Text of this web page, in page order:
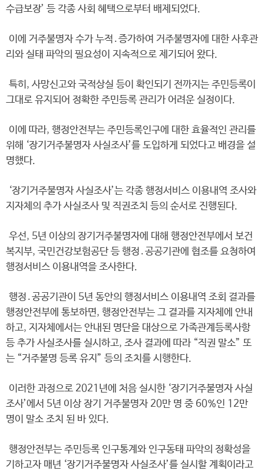
수급보장’ 등 각종 사회 혜택으로부터 배제되었다.
이에 거주불명자 수가 누적․증가하여 거주불명자에 대한 사후관
리와 실태 파악의 필요성이 지속적으로 제기되어 왔다.
특히, 사망신고와 국적상실 등이 확인되기 전까지는 주민등록이
그대로 유지되어 정확한 주민등록 관리가 어려운 실정이다.
이에 따라, 행정안전부는 주민등록인구에 대한 효율적인 관리를
위해 ‘장기거주불명자 사실조사’를 도입하게 되었다고 배경을 설
명했다.
‘장기거주불명자 사실조사’는 각종 행정서비스 이용내역 조사와
지자체의 추가 사실조사 및 직권조치 등의 순서로 진행된다.
우선, 5년 이상의 장기거주불명자에 대해 행정안전부에서 보건
복지부, 국민건강보험공단 등 행정․공공기관에 협조를 요청하여
행정서비스 이용내역을 조사한다.
행정․공공기관이 5년 동안의 행정서비스 이용내역 조회 결과를
행정안전부에 통보하면, 행정안전부는 그 결과를 지자체에 안내
하고, 지자체에서는 안내된 명단을 대상으로 가족관계등록사항
등 추가 사실조사를 실시하고, 조사 결과에 따라 “직권 말소” 또
는 “거주불명 등록 유지” 등의 조치를 시행한다.
이러한 과정으로 2021년에 처음 실시한 ‘장기거주불명자 사실
조사’에서 5년 이상 장기 거주불명자 20만 명 중 60%인 12만
명이 말소 조치 된 바 있다.
행정안전부는 주민등록 인구통계와 인구동태 파악의 정확성을
기하고자 매년 ‘장기거주불명자 사실조사’를 실시할 계획이라고